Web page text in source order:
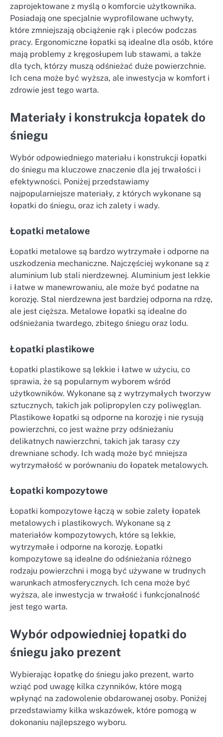
zaprojektowane z myślą o komforcie użytkownika.
Posiadają one specjalnie wyprofilowane uchwyty,
które zmniejszają obciążenie rąk i pleców podczas
pracy. Ergonomiczne łopatki są idealne dla osób, które
mają problemy z kręgosłupem lub stawami, a także
dla tych, którzy muszą odśnieżać duże powierzchnie.
Ich cena może być wyższa, ale inwestycja w komfort i
zdrowie jest tego warta.
Materiały i konstrukcja łopatek do
śniegu
Wybór odpowiedniego materiału i konstrukcji łopatki
do śniegu ma kluczowe znaczenie dla jej trwałości i
efektywności. Poniżej przedstawiamy
najpopularniejsze materiały, z których wykonane są
łopatki do śniegu, oraz ich zalety i wady.
Łopatki metalowe
Łopatki metalowe są bardzo wytrzymałe i odporne na
uszkodzenia mechaniczne. Najczęściej wykonane są z
aluminium lub stali nierdzewnej. Aluminium jest lekkie
i łatwe w manewrowaniu, ale może być podatne na
korozję. Stal nierdzewna jest bardziej odporna na rdzę,
ale jest cięższa. Metalowe łopatki są idealne do
odśnieżania twardego, zbitego śniegu oraz lodu.
Łopatki plastikowe
Łopatki plastikowe są lekkie i łatwe w użyciu, co
sprawia, że są popularnym wyborem wśród
użytkowników. Wykonane są z wytrzymałych tworzyw
sztucznych, takich jak polipropylen czy poliwęglan.
Plastikowe łopatki są odporne na korozję i nie rysują
powierzchni, co jest ważne przy odśnieżaniu
delikatnych nawierzchni, takich jak tarasy czy
drewniane schody. Ich wadą może być mniejsza
wytrzymałość w porównaniu do łopatek metalowych.
Łopatki kompozytowe
Łopatki kompozytowe łączą w sobie zalety łopatek
metalowych i plastikowych. Wykonane są z
materiałów kompozytowych, które są lekkie,
wytrzymałe i odporne na korozję. Łopatki
kompozytowe są idealne do odśnieżania różnego
rodzaju powierzchni i mogą być używane w trudnych
warunkach atmosferycznych. Ich cena może być
wyższa, ale inwestycja w trwałość i funkcjonalność
jest tego warta.
Wybór odpowiedniej łopatki do
śniegu jako prezent
Wybierając łopatkę do śniegu jako prezent, warto
wziąć pod uwagę kilka czynników, które mogą
wpłynąć na zadowolenie obdarowanej osoby. Poniżej
przedstawiamy kilka wskazówek, które pomogą w
dokonaniu najlepszego wyboru.